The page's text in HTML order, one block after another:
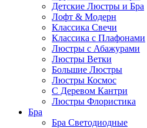
Детские Люстры и Бра
Лофт & Модерн
Классика Свечи
Классика с Плафонами
Люстры с Абажурами
Люстры Ветки
Большие Люстры
Люстры Космос
С Деревом Кантри
Люстры Флористика
Бра
Бра Светодиодные